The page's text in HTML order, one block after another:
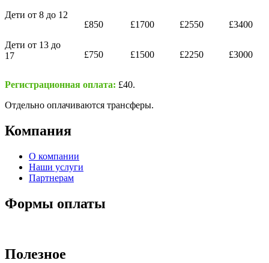
Дети от 8 до 12
£850
£1700 £2550
£3400
Дети от 13 до
17
£750 £1500 £2250 £3000
Регистрационная оплата: £40.
Отдельно оплачиваются трансферы.
Компания
О компании
Наши услуги
Партнерам
Формы оплаты
Полезное